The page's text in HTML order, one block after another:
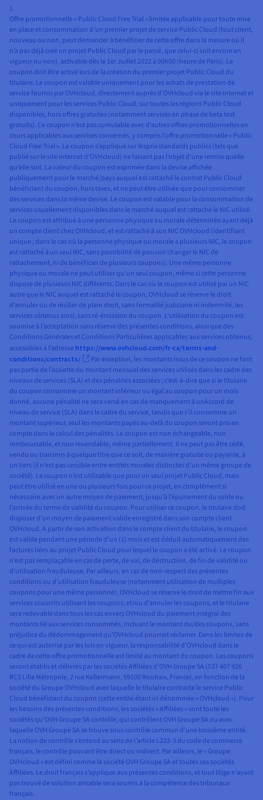
1
Offre promotionnelle « Public Cloud Free Trial » limitée applicable pour toute mise
en place et consommation d’un premier projet de service Public Cloud (tout client,
nouveau ou non, peut demander à bénéficier de cette offre dans la mesure où il
n’a pas déjà créé un projet Public Cloud par le passé, que celui-ci soit encore en
vigueur ou non), activable dès le 1er Juillet 2022 à 00h00 (heure de Paris). Le
coupon doit être activé lors de la création du premier projet Public Cloud du
titulaire. Le coupon est valable uniquement pour les achats de prestation de
service fournis par OVHcloud, directement auprès d’OVHcloud via le site internet et
uniquement pour les services Public Cloud, sur toutes les régions Public Cloud
disponibles, hors offres gratuites (notamment services en phase de beta test
gratuits). Ce coupon n’est pas cumulable avec d’autres offres promotionnelles en
cours applicables aux services concernés, y compris l’offre promotionnelle « Public
Cloud Free Trial ». Le coupon s’applique sur lesprix standards publics (tels que
publié sur le site internet d’OVHcloud) ne faisant pas l’objet d’une remise quelle
qu’elle soit. La valeur du coupon est exprimée dans la devise affichée
publiquement pour le marché/pays auquel est rattaché le contrat Public Cloud
bénéficiant du coupon, hors taxes, et ne peut être utilisée que pour consommer
des services dans la même devise. Le coupon est valable pour la consommation de
services usuellement disponibles dans le marché auquel est rattaché le NIC utilisé.
Le coupon est attribué à une personne physique ou morale déterminée ayant déjà
un compte client chez OVHcloud, et est rattaché à son NIC OVHcloud (identifiant
unique ; dans le cas où la personne physique ou morale a plusieurs NIC, le coupon
est rattaché à un seul NIC, sans possibilité de pouvoir changer le NIC de
rattachement, ni de bénéficier de plusieurs coupons). Une même personne
physique ou morale ne peut utiliser qu’un seul coupon, même si cette personne
dispose de plusieurs NIC différents. Dans le cas où le coupon est utilisé par un NIC
autre que le NIC auquel est rattaché le coupon, OVHcloud se réserve le droit
d’annuler ou de résilier de plein droit, sans formalité judiciaire ni indemnité, les
services obtenus ainsi, sans ré-émission du coupon. L’utilisation du coupon est
soumise à l’acceptation sans réserve des présentes conditions, ainsi que des
Conditions Générales et Conditions Particulières applicables aux services obtenus,
accessibles à l’adresse https://www.ovhcloud.com/fr-ca/terms-and-
conditions/contracts/
Par exception, les montants issus de ce coupon ne font
pas partie de l’assiette du montant mensuel des services utilisés dans les cadre des
niveaux de services (SLA) et des pénalités associées ; c’est-à-dire que si le titulaire
du coupon consomme un montant inférieur ou égal au coupon pour un mois
donné, aucune pénalité ne sera versé en cas de manquement à unAccord de
niveau de service (SLA) dans le cadre du service, tandis que s’il consomme un
montant supérieur, seul les montants payés au-delà du coupon seront pris en
compte dans le calcul des pénalités. Le coupon est non échangeable, non
remboursable, et non revendable, même partiellement. Il ne peut pas être cédé,
vendu ou transmis à quelque titre que ce soit, de manière gratuite ou payante, à
un tiers (il n’est pas cessible entre entités morales distinctes d’un même groupe de
société). Le coupon n’est utilisable que pour un seul projet Public Cloud, mais
peut être utilisé en une ou plusieurs fois pour ce projet, en complément si
nécessaire avec un autre moyen de paiement, jusqu’à l’épuisement du solde ou
l’arrivée du terme de validité du coupon. Pour utiliser ce coupon, le titulaire doit
disposer d’un moyen de paiement valide enregistré dans son compte client
OVHcloud. A partir de son activation dans le compte client du titulaire, le coupon
est valide pendant une période d’un (1) mois et est déduit automatiquement des
factures liées au projet Public Cloud pour lequel le coupon a été activé. Le coupon
n’est pas remplaçable en cas de perte, de vol, de destruction, de fin de validité ou
d’utilisation frauduleuse. Par ailleurs, en cas de non-respect des présentes
conditions ou d’utilisation frauduleuse (notamment utilisation de multiples
coupons pour une même personne), OVHcloud se réserve le droit de mettre fin aux
services souscrits utilisant les coupons, et/ou d’annuler les coupons, et le titulaire
sera redevable dans tous les cas envers OVHcloud du paiement intégral des
montants lié aux services consommés, incluant le montant du/des coupons, sans
préjudice du dédommagement qu’OVHcloud pourrait réclamer. Dans les limites de
ce qui est autorisé par les lois en vigueur, la responsabilité d’OVHcloud dans le
cadre de cette offre promotionnelle est limité au montant du coupon. Les coupons
seront établis et délivrés par les sociétés Affiliées d’OVH Groupe SA (537 407 926
RCS Lille Métropole, 2 rue Kellermann, 59100 Roubaix, France), en fonction de la
société du Groupe OVHcloud avec laquelle le titulaire contracte le service Public
Cloud bénéficiant du coupon (cette entité étant ici dénommée « OVHcloud »). Pour
les besoins des présentes conditions, les sociétés « Affiliées » sont toute les
sociétés qu’OVH Groupe SA contrôle, qui contrôlent OVH Groupe SA ou avec
laquelle OVH Groupe SA se trouve sous contrôle commun d’une troisième entité.
La notion de contrôle s’entend au sens de l’article L233-3 du code de commerce
français, le contrôle pouvant être direct ou indirect. Par ailleurs, le « Groupe
OVHcloud » est défini comme la société OVH Groupe SA et toutes ses sociétés
Affiliées. Le droit français s’applique aux présentes conditions, et tout litige n’ayant
pas trouvé de solution amiable sera soumis à la compétence des tribunaux
français.